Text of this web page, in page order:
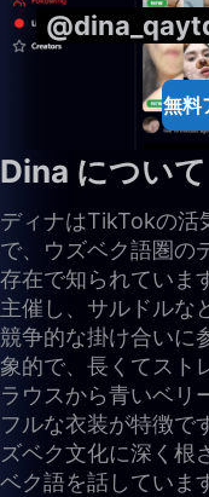
無料
Dina について
ディナはTikTokの活
で、ウズベク語圏の
存在で知られていま
主催し、サルドルな
競争的な掛け合いに
象的で、長くてスト
ラウスから青いベリ
フルな衣装が特徴で
ズベク文化に深く根
ベク語を話していま